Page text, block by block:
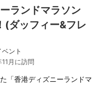
ランドマラソン
(ダッフィー&フレ
ント
月に訪問
「香港ディズニーランドマ